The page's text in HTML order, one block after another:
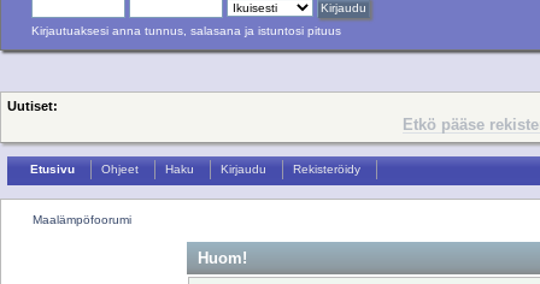
Kirjautuaksesi anna tunnus, salasana ja istuntosi pituus
Uutiset:
Etkö pääse
Etusivu Ohjeet Haku Kirjaudu Rekisteröidy
Maalämpöfoorumi
Huom!